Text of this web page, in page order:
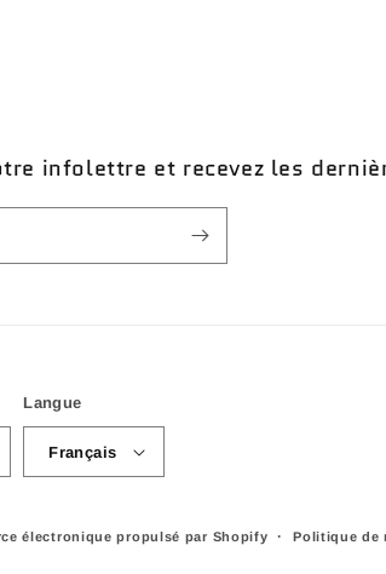
infolettre et recevez les
Langue
Français
électronique propulsé par Shopify Politique de